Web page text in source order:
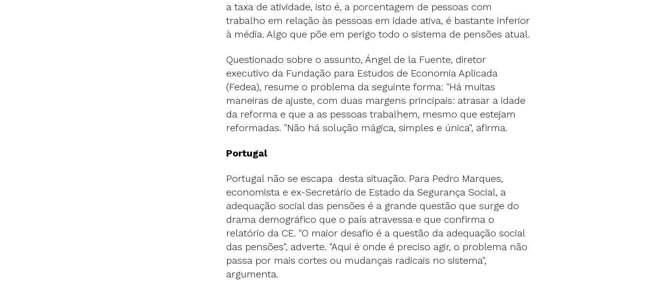
a taxa de atividade, isto é, a porcentagem de pessoas com
trabalho em relação às pessoas em idade ativa, é bastante inferior
à média. Algo que põe em perigo todo o sistema de pensões atual.
Questionado sobre o assunto, Ángel de la Fuente, diretor
executivo da Fundação para Estudos de Economia Aplicada
(Fedea), resume o problema da seguinte forma: "Há muitas
maneiras de ajuste, com duas margens principais: atrasar a idade
da reforma e que a as pessoas trabalhem, mesmo que estejam
reformadas. "Não há solução mágica, simples e única", afirma.
Portugal
Portugal não se escapa desta situação. Para Pedro Marques,
economista e ex-Secretário de Estado da Segurança Social, a
adequação social das pensões é a grande questão que surge do
drama demográfico que o país atravessa e que confirma o
relatório da CE. "O maior desafio é a questão da adequação social
das pensões", adverte. "Aqui é onde é preciso agir, o problema não
passa por mais cortes ou mudanças radicais no sistema",
argumenta.